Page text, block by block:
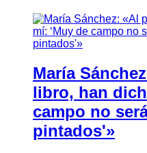
María
libro, han
campo no
pintados'»